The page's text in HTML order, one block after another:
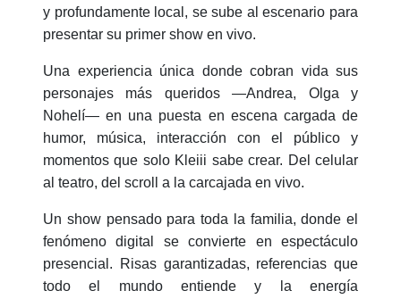
y profundamente local, se sube al escenario para
presentar su primer show en vivo.
Una experiencia única donde cobran vida sus
personajes más queridos —Andrea, Olga y
Nohelí— en una puesta en escena cargada de
humor, música, interacción con el público y
momentos que solo Kleiii sabe crear. Del celular
al teatro, del scroll a la carcajada en vivo.
Un show pensado para toda la familia, donde el
fenómeno digital se convierte en espectáculo
presencial. Risas garantizadas, referencias que
todo el mundo entiende y la energía